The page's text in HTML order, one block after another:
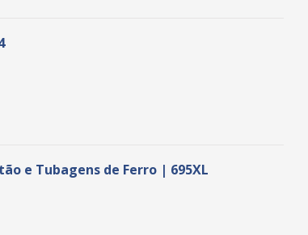
e Tubagens de Ferro | 695XL